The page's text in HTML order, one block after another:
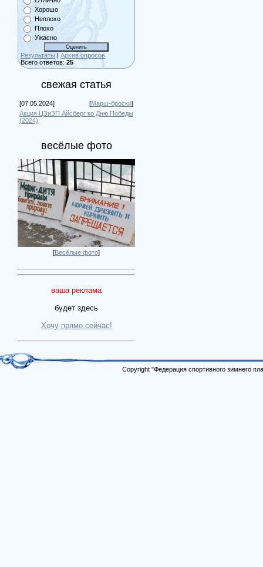
Хорошо
Неплохо
Плохо
Ужасно
Результаты | Архив опросов
Всего ответов: 25
свежая статья
[07.05.2024] [Марш-броски]
Акция ЦЗиЗП Айсберг ко Дню Победы
(2024)
весёлые фото
[Весёлые фото]
ваша реклама
будет здесь
Хочу прямо сейчас!
Copyright "Федерация спортивного зимнего